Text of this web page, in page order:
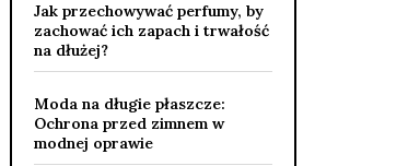
Jak przechowywać perfumy, by
zachować ich zapach i trwałość
na dłużej?
Moda na długie płaszcze:
Ochrona przed zimnem w
modnej oprawie